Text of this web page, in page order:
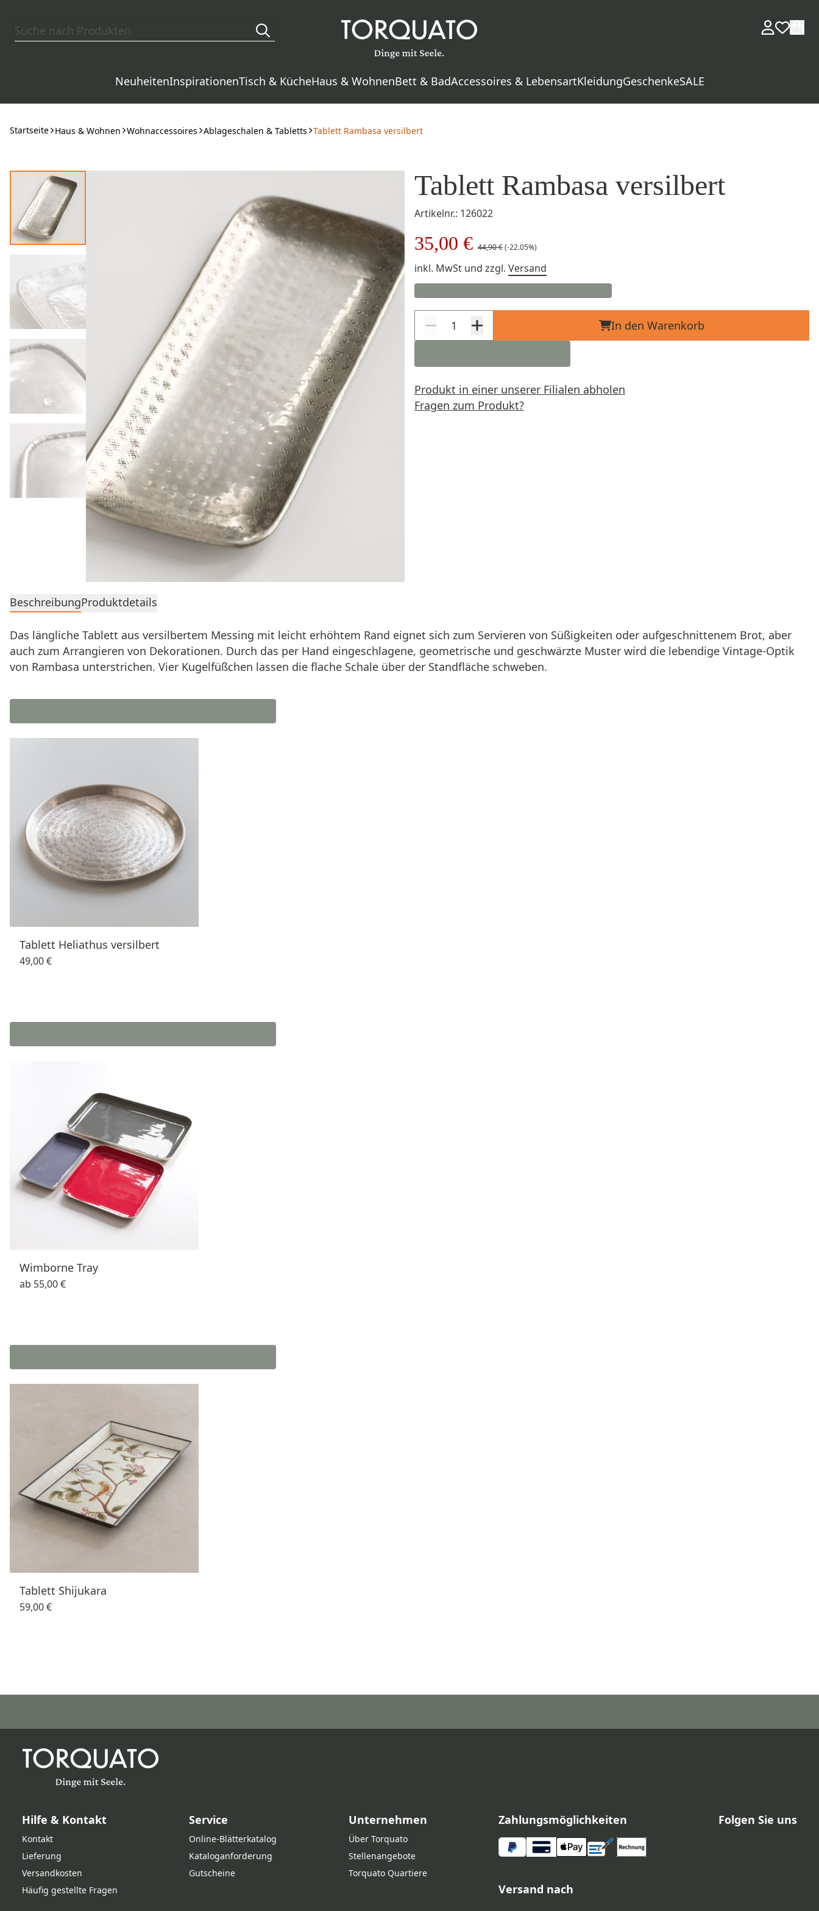
NeuheitenInspirationenTisch & KücheHaus & WohnenBett & BadAccessoires & LebensartKleidungGeschenkeSALE
Startseite Haus & Wohnen Wohnaccessoires Ablageschalen & Tabletts Tablett Rambasa versilbert
Tablett Rambasa versilbert
Artikelnr.: 126022
35,00 € 44,90 €(-22.05%)
inkl. MwSt und zzgl. Versand
In den Warenkorb
Produkt in einer unserer Filialen abholen
Fragen zum Produkt?
BeschreibungProduktdetails
Das längliche Tablett aus versilbertem Messing mit leicht erhöhtem Rand eignet sich zum Servieren von Süßigkeiten oder aufgeschnittenem Brot, aber
auch zum Arrangieren von Dekorationen. Durch das per Hand eingeschlagene, geometrische und geschwärzte Muster wird die lebendige Vintage-Optik
von Rambasa unterstrichen. Vier Kugelfüßchen lassen die flache Schale über der Standfläche schweben.
Tablett Heliathus versilbert
49,00 €
Wimborne Tray
ab 55,00 €
Tablett Shijukara
59,00 €
Hilfe & Kontakt
Kontakt
Lieferung
Versandkosten
Häufig gestellte Fragen
Service
Online‑Blätterkatalog
Kataloganforderung
Gutscheine
Unternehmen
Über Torquato
Stellenangebote
Torquato Quartiere
Zahlungsmöglichkeiten
Versand nach
Folgen Sie uns